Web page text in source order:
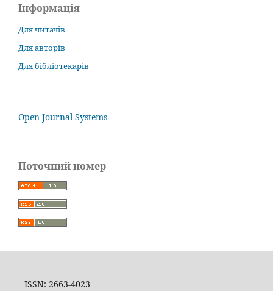
Інформація
Для читачів
Для авторів
Для бібліотекарів
Open Journal Systems
Поточний номер
ISSN: 2663-4023